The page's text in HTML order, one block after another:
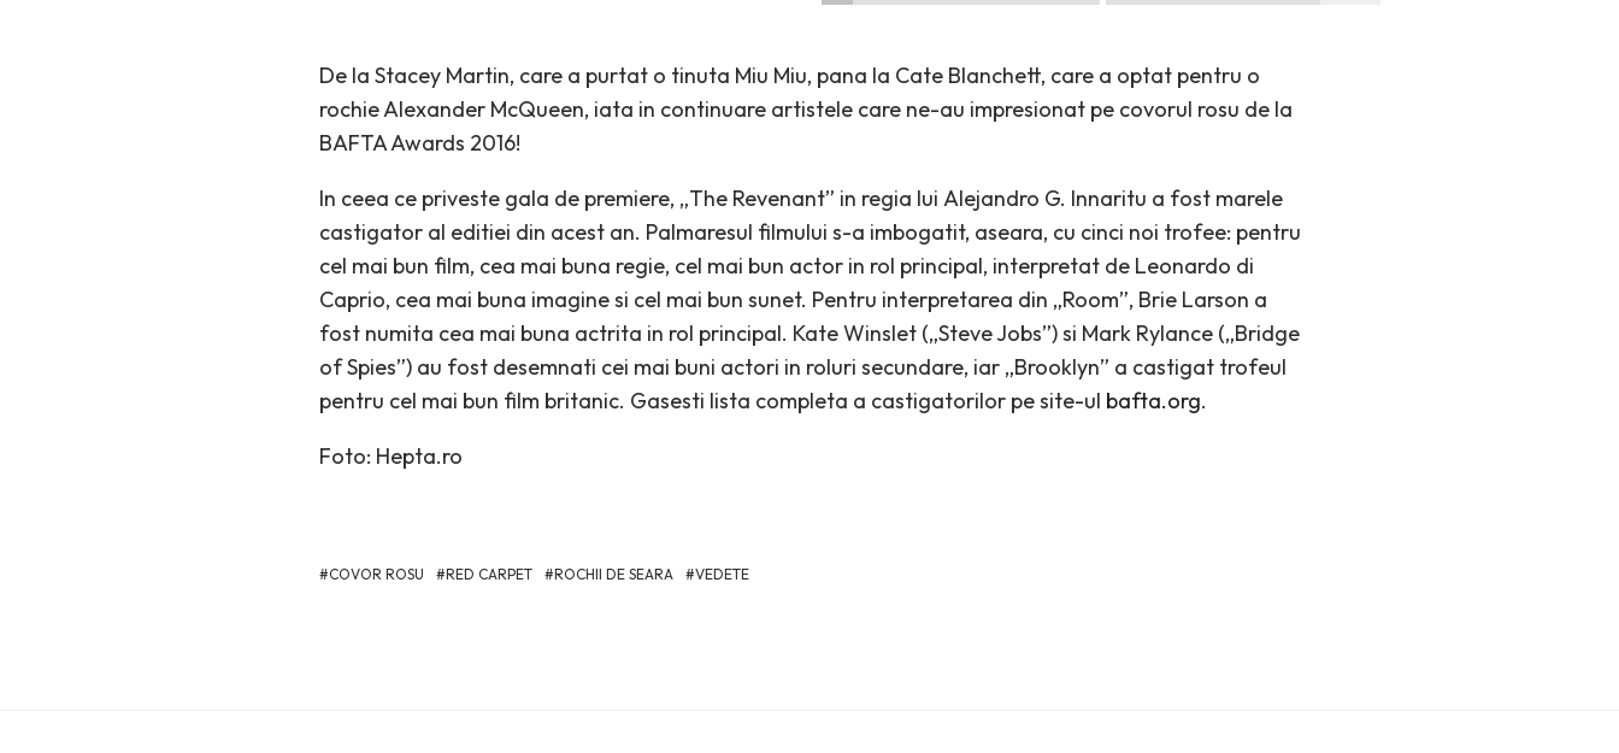
De la Stacey Martin, care a purtat o tinuta Miu Miu, pana la Cate Blanchett, care a optat pentru o
rochie Alexander McQueen, iata in continuare artistele care ne-au impresionat pe covorul rosu de la
BAFTA Awards 2016!
In ceea ce priveste gala de premiere, „The Revenant” in regia lui Alejandro G. Innaritu a fost marele
castigator al editiei din acest an. Palmaresul filmului s-a imbogatit, aseara, cu cinci noi trofee: pentru
cel mai bun film, cea mai buna regie, cel mai bun actor in rol principal, interpretat de Leonardo di
Caprio, cea mai buna imagine si cel mai bun sunet. Pentru interpretarea din „Room”, Brie Larson a
fost numita cea mai buna actrita in rol principal. Kate Winslet („Steve Jobs”) si Mark Rylance („Bridge
of Spies”) au fost desemnati cei mai buni actori in roluri secundare, iar „Brooklyn” a castigat trofeul
pentru cel mai bun film britanic. Gasesti lista completa a castigatorilor pe site-ul bafta.org.
Foto: Hepta.ro
COVOR ROSU RED CARPET ROCHII DE SEARA VEDETE